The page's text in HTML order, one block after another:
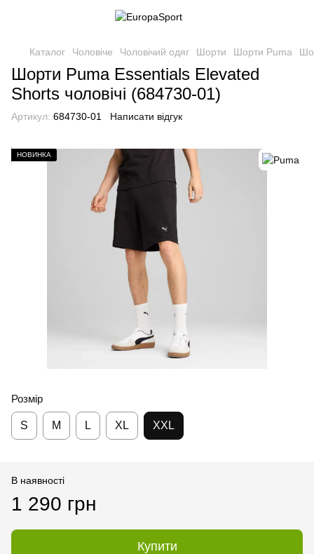
Каталог Чоловіче Чоловічий одяг Шорти Шорти Puma
Шорти Puma Essentials Elevated
Shorts чоловічі (684730-01)
Артикул: 684730-01 Написати відгук
НОВИНКА
Розмір
S M L XL XXL
В наявності
1 290 грн
Купити